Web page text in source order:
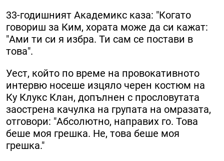
33-годишният Академикс каза: "Когато
говориш за Ким, хората може да си кажат:
"Ами ти си я избра. Ти сам се постави в
това".
Уест, който по време на провокативното
интервю носеше изцяло черен костюм на
Ку Клукс Клан, допълнен с прословутата
заострена качулка на групата на омразата,
отговори: "Абсолютно, направих го. Това
беше моя грешка. Не, това беше моя
грешка."